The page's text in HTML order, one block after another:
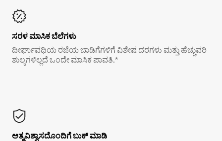
ಸರಳ ಮಾಸಿಕ ಬೆಲೆಗಳು
ದೀರ್ಘಾವಧಿಯ ರಜೆಯ ಬಾಡಿಗೆಗಳಿಗೆ ವಿಶೇಷ ದರಗಳು ಮತ್ತು ಹೆಚ್ಚುವರಿ
ಶುಲ್ಕಗಳಿಲ್ಲದೆ ಒಂದೇ ಮಾಸಿಕ ಪಾವತಿ.*
ಆತ್ಮವಿಶ್ವಾಸದೊಂದಿಗೆ ಬುಕ್ ಮಾಡಿ